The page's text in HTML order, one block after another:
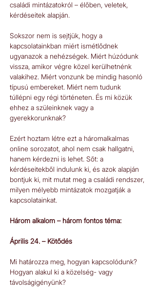
családi mintázatokról – élőben, veletek,
kérdéseitek alapján.
Sokszor nem is sejtjük, hogy a
kapcsolatainkban miért ismétlődnek
ugyanazok a nehézségek. Miért húzódunk
vissza, amikor végre közel kerülhetnénk
valakihez. Miért vonzunk be mindig hasonló
típusú embereket. Miért nem tudunk
túllépni egy régi történeten. És mi közük
ehhez a szüleinknek vagy a
gyerekkorunknak?
Ezért hoztam létre ezt a háromalkalmas
online sorozatot, ahol nem csak hallgatni,
hanem kérdezni is lehet. Sőt: a
kérdéseitekből indulunk ki, és azok alapján
bontjuk ki, mit mutat meg a családi rendszer,
milyen mélyebb mintázatok mozgatják a
kapcsolatainkat.
Három alkalom – három fontos téma:
Április 24. – Kötődés
Mi határozza meg, hogyan kapcsolódunk?
Hogyan alakul ki a közelség- vagy
távolságigényünk?